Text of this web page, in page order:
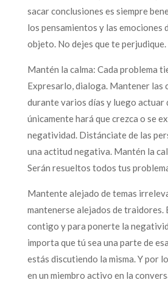
sacar conclusiones es siempre
los pensamientos y las emociones
objeto. No dejes que te perjudique.
Mantén la calma: Cada problema
Expresarlo, dialoga. Mantener las
durante varios días y luego actuar
únicamente hará que crezca o se
negatividad. Distánciate de las
una actitud negativa. Mantén la
Serán resueltos todos tus
Mantente alejado de temas
mantenerse alejados de traidores.
contigo y para ponerte la
importa que tú sea una parte de
estás discutiendo la misma. Y por
en un miembro activo en la